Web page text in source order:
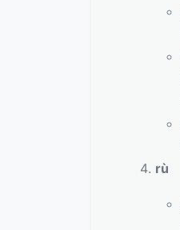
rù